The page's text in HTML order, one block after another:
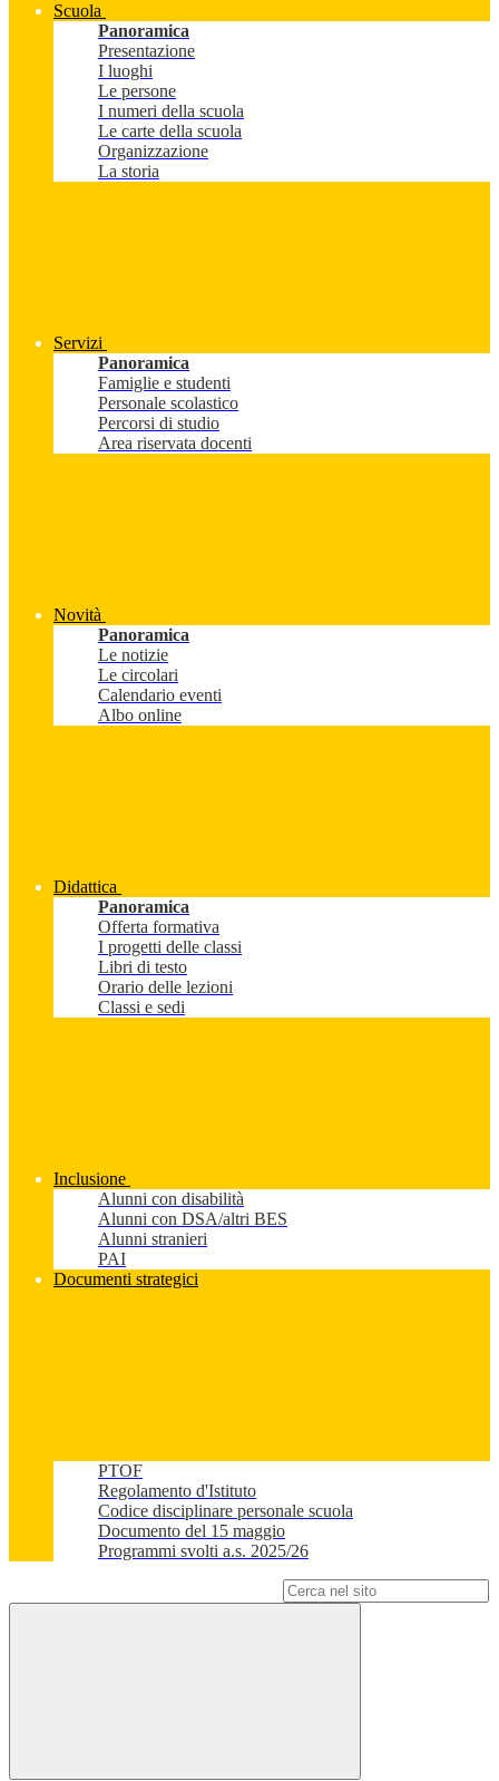
Scuola
Panoramica
Presentazione
I luoghi
Le persone
I numeri della scuola
Le carte della scuola
Organizzazione
La storia
Servizi
Panoramica
Famiglie e studenti
Personale scolastico
Percorsi di studio
Area riservata docenti
Novità
Panoramica
Le notizie
Le circolari
Calendario eventi
Albo online
Didattica
Panoramica
Offerta formativa
I progetti delle classi
Libri di testo
Orario delle lezioni
Classi e sedi
Inclusione
Alunni con disabilità
Alunni con DSA/altri BES
Alunni stranieri
PAI
Documenti strategici
PTOF
Regolamento d'Istituto
Codice disciplinare personale scuola
Documento del 15 maggio
Programmi svolti a.s. 2025/26